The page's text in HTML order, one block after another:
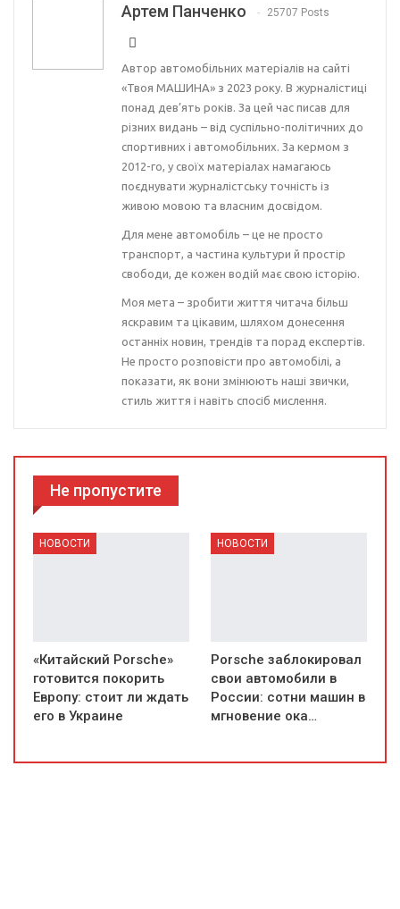
Артем Панченко 25707 Posts
Автор автомобільних матеріалів на сайті
«Твоя МАШИНА» з 2023 року. В журналістиці
понад дев’ять років. За цей час писав для
різних видань – від суспільно-політичних до
спортивних і автомобільних. За кермом з
2012-го, у своїх матеріалах намагаюсь
поєднувати журналістську точність із
живою мовою та власним досвідом.
Для мене автомобіль – це не просто
транспорт, а частина культури й простір
свободи, де кожен водій має свою історію.
Моя мета – зробити життя читача більш
яскравим та цікавим, шляхом донесення
останніх новин, трендів та порад експертів.
Не просто розповісти про автомобілі, а
показати, як вони змінюють наші звички,
стиль життя і навіть спосіб мислення.
Не пропустите
НОВОСТИ
«Китайский Porsche»
готовится покорить
Европу: стоит ли ждать
его в Украине
НОВОСТИ
Porsche заблокировал
свои автомобили в
России: сотни машин в
мгновение ока…